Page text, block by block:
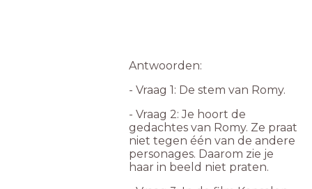
Antwoorden:
- Vraag 1: De stem van Romy.
- Vraag 2: Je hoort de
gedachtes van Romy. Ze praat
niet tegen één van de andere
personages. Daarom zie je
haar in beeld niet praten.